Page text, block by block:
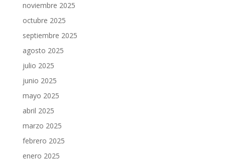
noviembre 2025
octubre 2025
septiembre 2025
agosto 2025
julio 2025
junio 2025
mayo 2025
abril 2025
marzo 2025
febrero 2025
enero 2025